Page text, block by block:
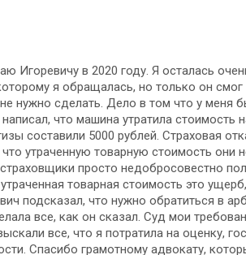
Игоревичу в 2020 году. Я осталась
я обращалась, но только он смог
нужно сделать. Дело в том что у меня
что машина утратила стоимость
составили 5000 рублей. Страховая
утраченную товарную стоимость они
просто недобросовестно
товарная стоимость это
подсказал, что нужно обратиться в
все, как он сказал. Суд мои
все, что я потратила на оценку,
Спасибо грамотному адвокату,